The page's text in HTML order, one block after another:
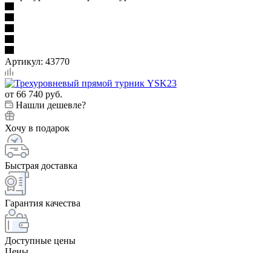
Артикул: 43770
от 66 740 руб.
Нашли дешевле?
Хочу в подарок
Быстрая доставка
Гарантия качества
Доступные цены